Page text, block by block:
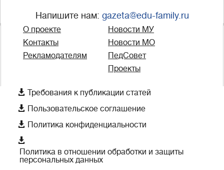
Напишите нам: gazeta@edu-family.ru
О проекте
Контакты
Рекламодателям
Новости МУ
Новости МО
ПедСовет
Проекты
 Требования к публикации статей
 Пользовательское соглашение
 Политика конфиденциальности

Политика в отношении обработки и защиты
персональных данных